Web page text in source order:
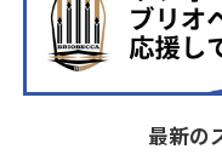
最新の